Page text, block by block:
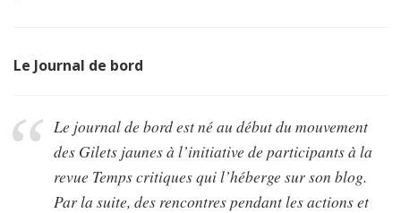
Le Journal de bord
Le journal de bord est né au début du mouvement
des Gilets jaunes à l’initiative de participants à la
revue Temps critiquesqui l’héberge sur son blog.
Par la suite, des rencontres pendant les actions et